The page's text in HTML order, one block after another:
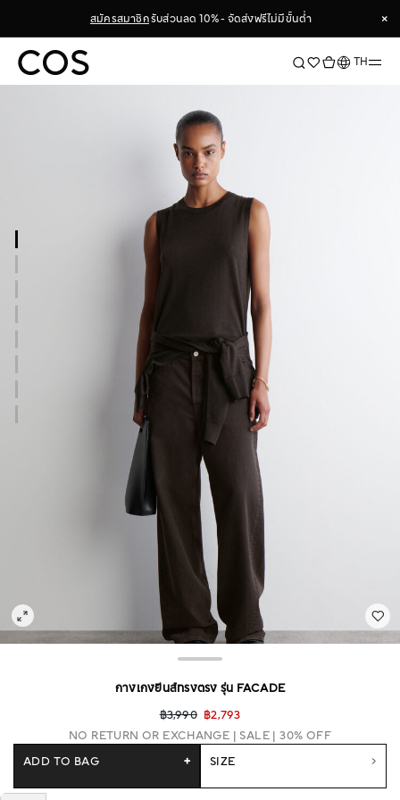
สมัครสมาชิกรับส่วนลด 10% - จัดส่งฟรีไม่มีขั้นต่ำ
×
×
ภาษาTH
กางเกงยีนส์ทรงตรง รุ่น FACADE
฿3,990 ฿2,793
NO RETURN OR EXCHANGE SALE | 30% OFF
SIZE
ADD TO BAG +